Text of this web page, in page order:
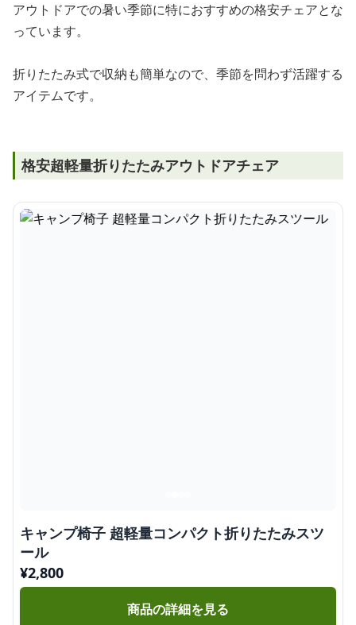
アウトドアでの暑い季節に特におすすめの格安チェアとな
っています。
折りたたみ式で収納も簡単なので、季節を問わず活躍する
アイテムです。
格安超軽量折りたたみアウトドアチェア
キャンプ椅子 超軽量コンパクト折りたたみスツ
ール
¥2,800
商品の詳細を見る